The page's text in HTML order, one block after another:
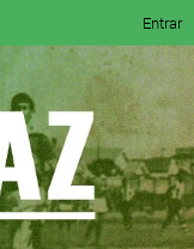
Entrar